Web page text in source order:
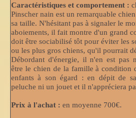
Caractéristiques et comportement :
Pinscher nain est un remarquable
sa taille. N'hésitant pas à signaler le
aboiements, il fait montre d'un grand
doit être sociabilisé tôt pour éviter les
ou les plus gros chiens, qu'il pourrait
Débordant d'énergie, il n'en est pas
être le chien de la famille à condition
enfants à son égard : en dépit de
peluche ni un jouet et il n'appréciera
Prix à l'achat : en moyenne 700€.